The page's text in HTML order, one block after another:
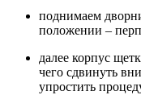
поднимаем
положении –
далее корпус
чего сдвинуть
упростить